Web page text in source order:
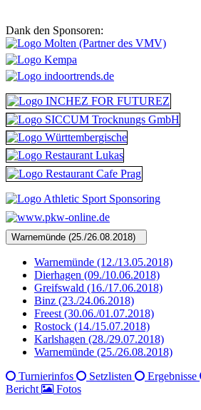
Dank den Sponsoren:
Warnemünde (12./13.05.2018)
Dierhagen (09./10.06.2018)
Greifswald (16./17.06.2018)
Binz (23./24.06.2018)
Freest (30.06./01.07.2018)
Rostock (14./15.07.2018)
Karlshagen (28./29.07.2018)
Warnemünde (25./26.08.2018)
Turnierinfos
Setzlisten Ergebnisse
Bericht
Fotos